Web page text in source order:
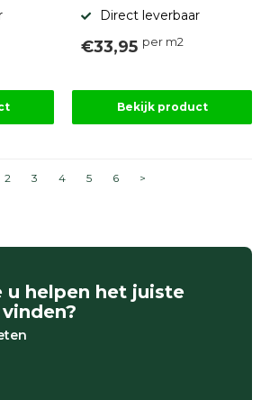
Direct leverbaar
€33,95 per m2
Bekijk product
2 3 4 5 6 >
u helpen het juiste